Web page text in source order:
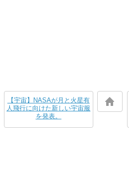
【宇宙】NASAが月と火星有
人飛行に向けた新しい宇宙服
を発表。